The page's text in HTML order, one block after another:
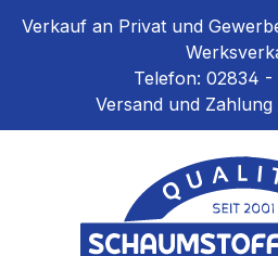
springen
Verkauf an Privat und
Telefon: 02834 -
Versand und Zahlung